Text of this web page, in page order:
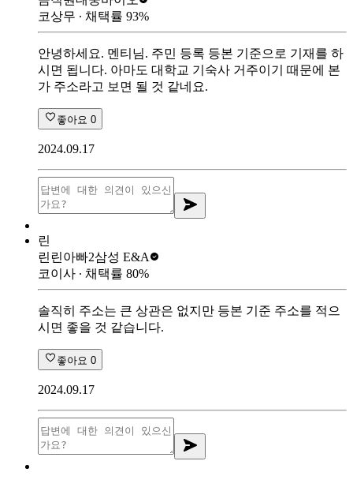
코상무 ∙ 채택률 93%
안녕하세요. 멘티님. 주민 등록 등본 기준으로 기재를 하
시면 됩니다. 아마도 대학교 기숙사 거주이기 때문에 본
가 주소라고 보면 될 것 같네요.
좋아요 0
2024.09.17
린
린린아빠2삼성 E&A
코이사 ∙ 채택률 80%
솔직히 주소는 큰 상관은 없지만 등본 기준 주소를 적으
시면 좋을 것 같습니다.
좋아요 0
2024.09.17